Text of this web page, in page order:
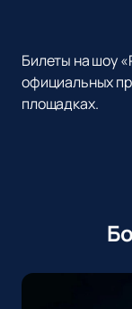
Билеты на шоу
официальных
площадках.